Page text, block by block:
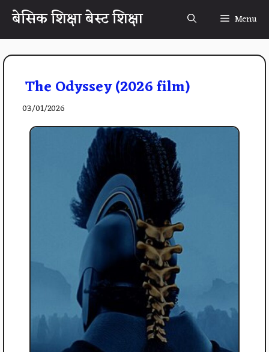
Skipबेसिक शिक्षा बेस्ट शिक्षा Menu
The Odyssey (2026 film)
03/01/2026